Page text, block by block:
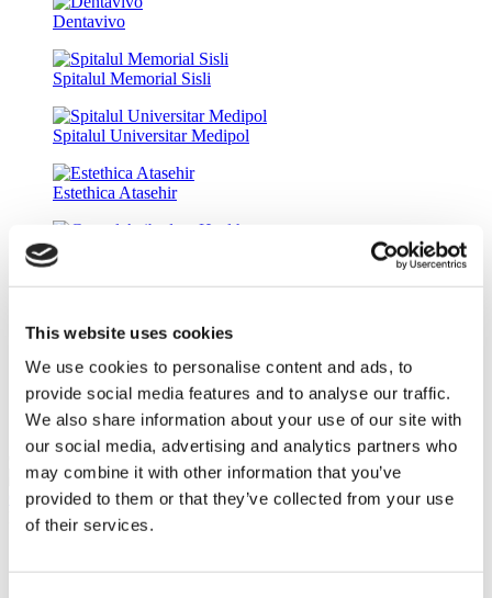
This website uses cookies
We use cookies to personalise content and ads, to
provide social media features and to analyse our traffic.
We also share information about your use of our site with
our social media, advertising and analytics partners who
may combine it with other information that you’ve
provided to them or that they’ve collected from your use
of their services.
Dentavivo
Spitalul Memorial Sisli
Spitalul Universitar Medipol
Estethica Atasehir
Grupul Acibadem Healthcare
Spitalul Medical Park Gaziosmanpasa
Spitalul Ethica Incirli
Clinica Akdent Marmaris
10.0 (7)
Obțineți o ofertă
Flymedi
MIRAC SARA TOURISM, o agenție de turism din Grupa A